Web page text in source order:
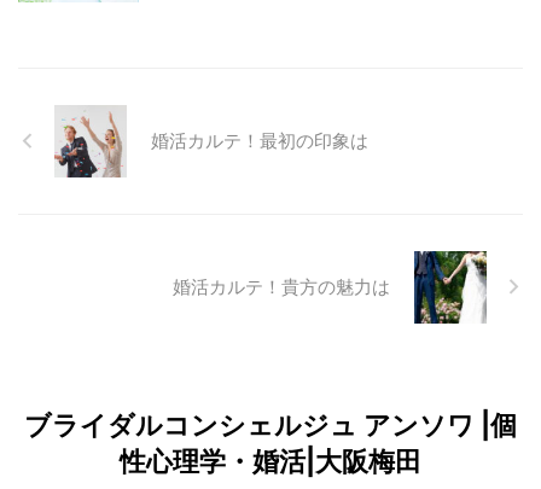
婚活カルテ！最初の印象は
婚活カルテ！貴方の魅力は
ブライダルコンシェルジュ アンソワ |個
性心理学・婚活|大阪梅田